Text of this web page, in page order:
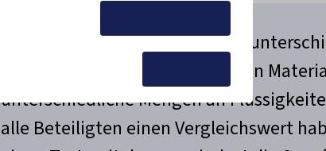
Inkontinenzprodukte sind sehr
anders sitzen, aus verschiedenen
unterschiedliche Mengen an
alle Beteiligten einen Vergleichswert